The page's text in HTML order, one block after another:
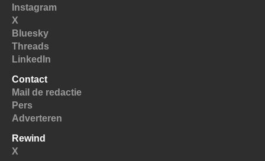
Instagram
X
Bluesky
Threads
LinkedIn
Contact
Mail de redactie
Pers
Adverteren
Rewind
X